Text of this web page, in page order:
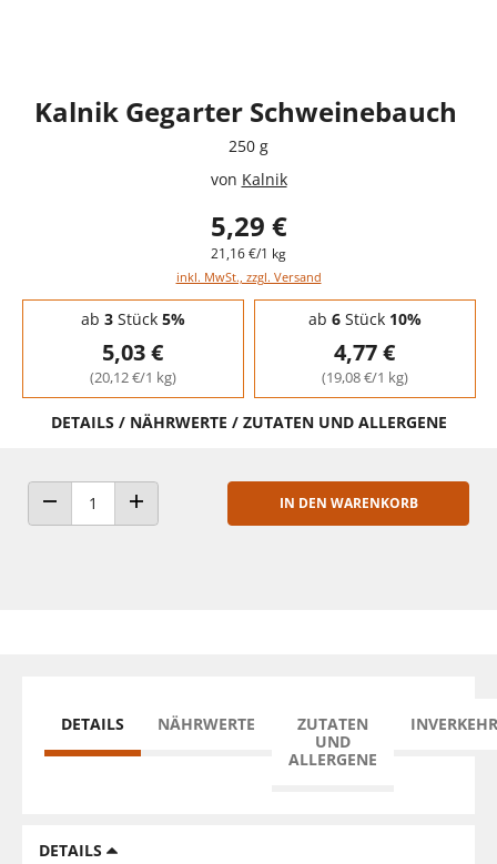
Kalnik Gegarter Schweinebauch
250 g
von Kalnik
5,29 €
21,16 €/1 kg
inkl. MwSt., zzgl. Versand
Staffelpreise - Mengenrabatt
ab 3Stück 5%
5,03 €
(20,12 €/1 kg)
ab 6Stück 10%
4,77 €
(19,08 €/1 kg)
DETAILS / NÄHRWERTE / ZUTATEN UND ALLERGENE
ANZAHL VERRINGERNANZAHL ERHÖHEN
IN DEN WARENKORB
DETAILS NÄHRWERTE
ZUTATEN
UND
ALLERGENE
DETAILS